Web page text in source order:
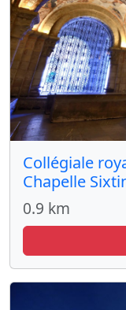
Collégiale
Chapelle
0.9 km